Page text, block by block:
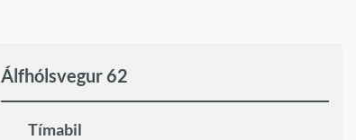
Álfhólsvegur 62
Tímabil